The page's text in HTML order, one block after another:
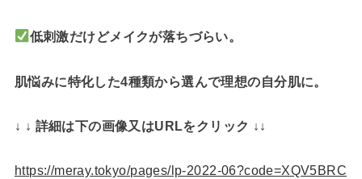
低刺激だけどメイクが落ちづらい。
肌悩みに特化した4種類から選んで理想の自分肌に。
↓ ↓ 詳細は下の画像又はURLをクリック ↓↓
https://meray.tokyo/pages/lp-2022-06?code=XQV5BRC